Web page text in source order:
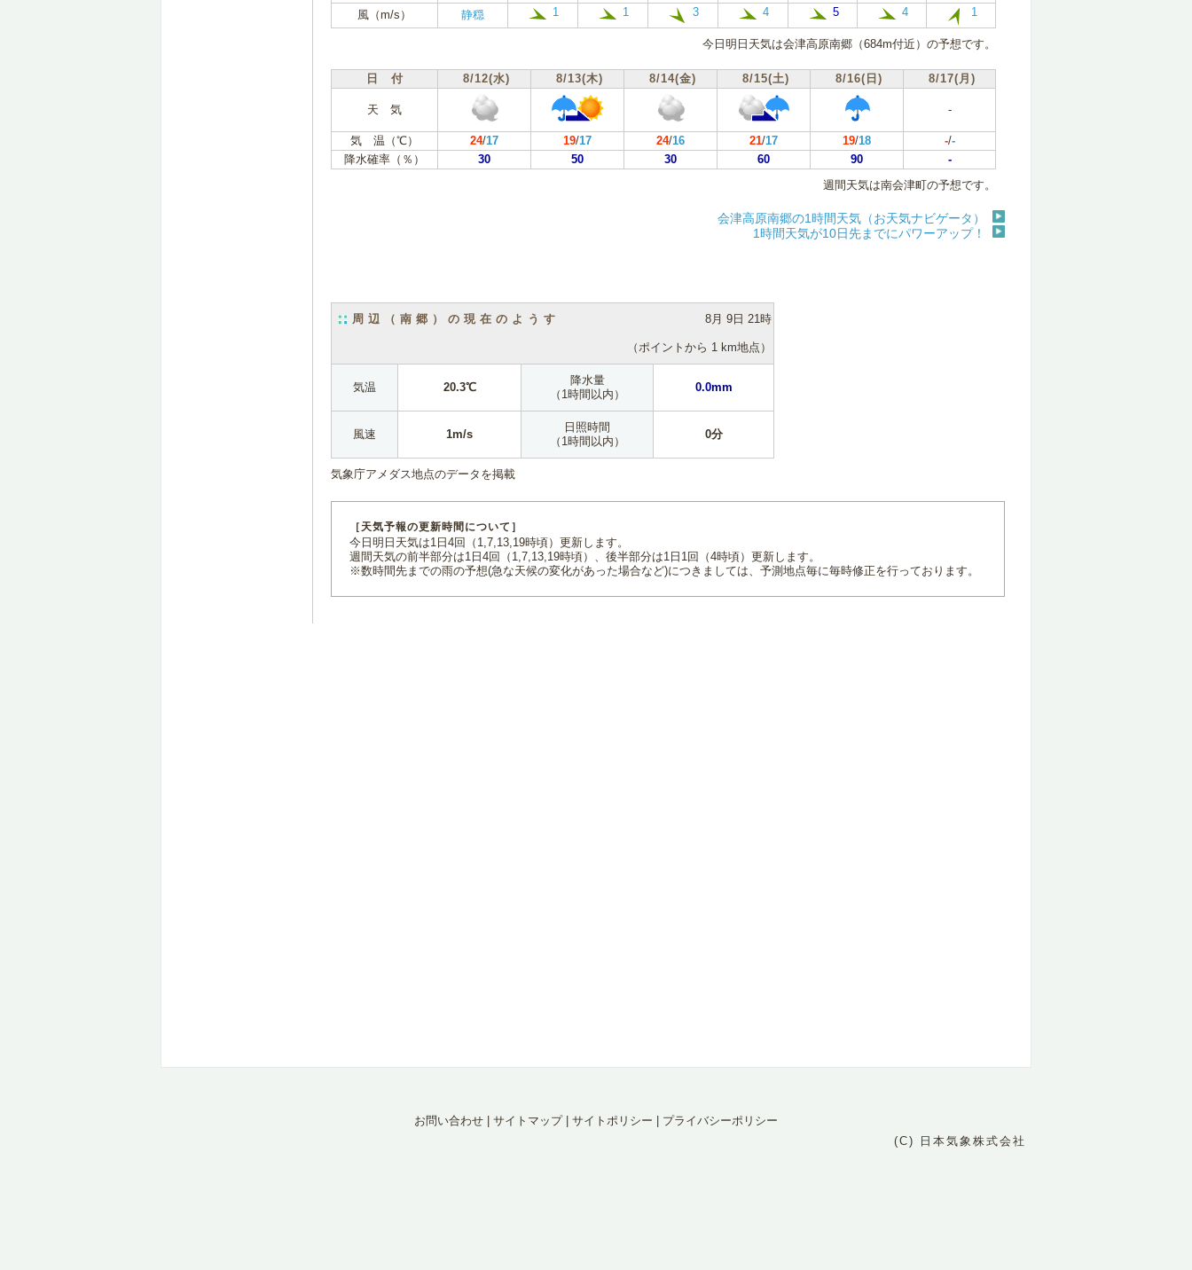
風（m/s）
静穏 1 1 3 4 5 4 1
今日明日天気は会津高原南郷（684m付近）の予想です。
日 付 8/12(水) 8/13(木) 8/14(金) 8/15(土) 8/16(日) 8/17(月)
天 気 -
気 温（℃） 24/17 19/17 24/16 21/17 19/18 -/-
降水確率（％）
30 50 30 60 90
-
週間天気は南会津町の予想です。
会津高原南郷の1時間天気（お天気ナビゲータ）
1時間天気が10日先までにパワーアップ！
周辺（南郷）の現在のようす 8月 9日 21時
（ポイントから 1 km地点）
気温 20.3℃
降水量
（1時間以内）
0.0mm
風速 1m/s
日照時間
（1時間以内）
0分
気象庁アメダス地点のデータを掲載
［天気予報の更新時間について］
今日明日天気は1日4回（1,7,13,19時頃）更新します。
週間天気の前半部分は1日4回（1,7,13,19時頃）、後半部分は1日1回（4時頃）更新します。
※数時間先までの雨の予想(急な天候の変化があった場合など)につきましては、予測地点毎に毎時修正を行っております。
お問い合わせ サイトマップ| サイトポリシー
プライバシーポリシー
(C) 日本気象株式会社